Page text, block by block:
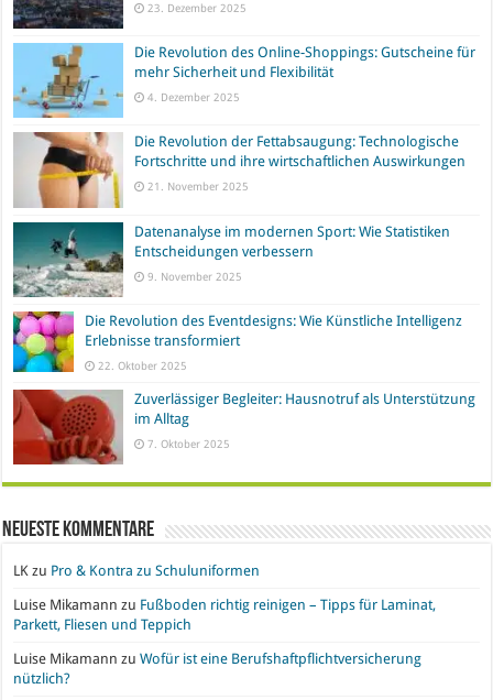
23. Dezember 2025
Die Revolution des Online-Shoppings: Gutscheine für
mehr Sicherheit und Flexibilität
4. Dezember 2025
Die Revolution der Fettabsaugung: Technologische
Fortschritte und ihre wirtschaftlichen Auswirkungen
21. November 2025
Datenanalyse im modernen Sport: Wie Statistiken
Entscheidungen verbessern
9. November 2025
Die Revolution des Eventdesigns: Wie Künstliche Intelligenz
Erlebnisse transformiert
22. Oktober 2025
Zuverlässiger Begleiter: Hausnotruf als Unterstützung
im Alltag
7. Oktober 2025
Neueste Kommentare
LK zu Pro & Kontra zu Schuluniformen
Luise Mikamann zu Fußboden richtig reinigen – Tipps für Laminat,
Parkett, Fliesen und Teppich
Luise Mikamann zuWofür ist eine Berufshaftpflichtversicherung
nützlich?